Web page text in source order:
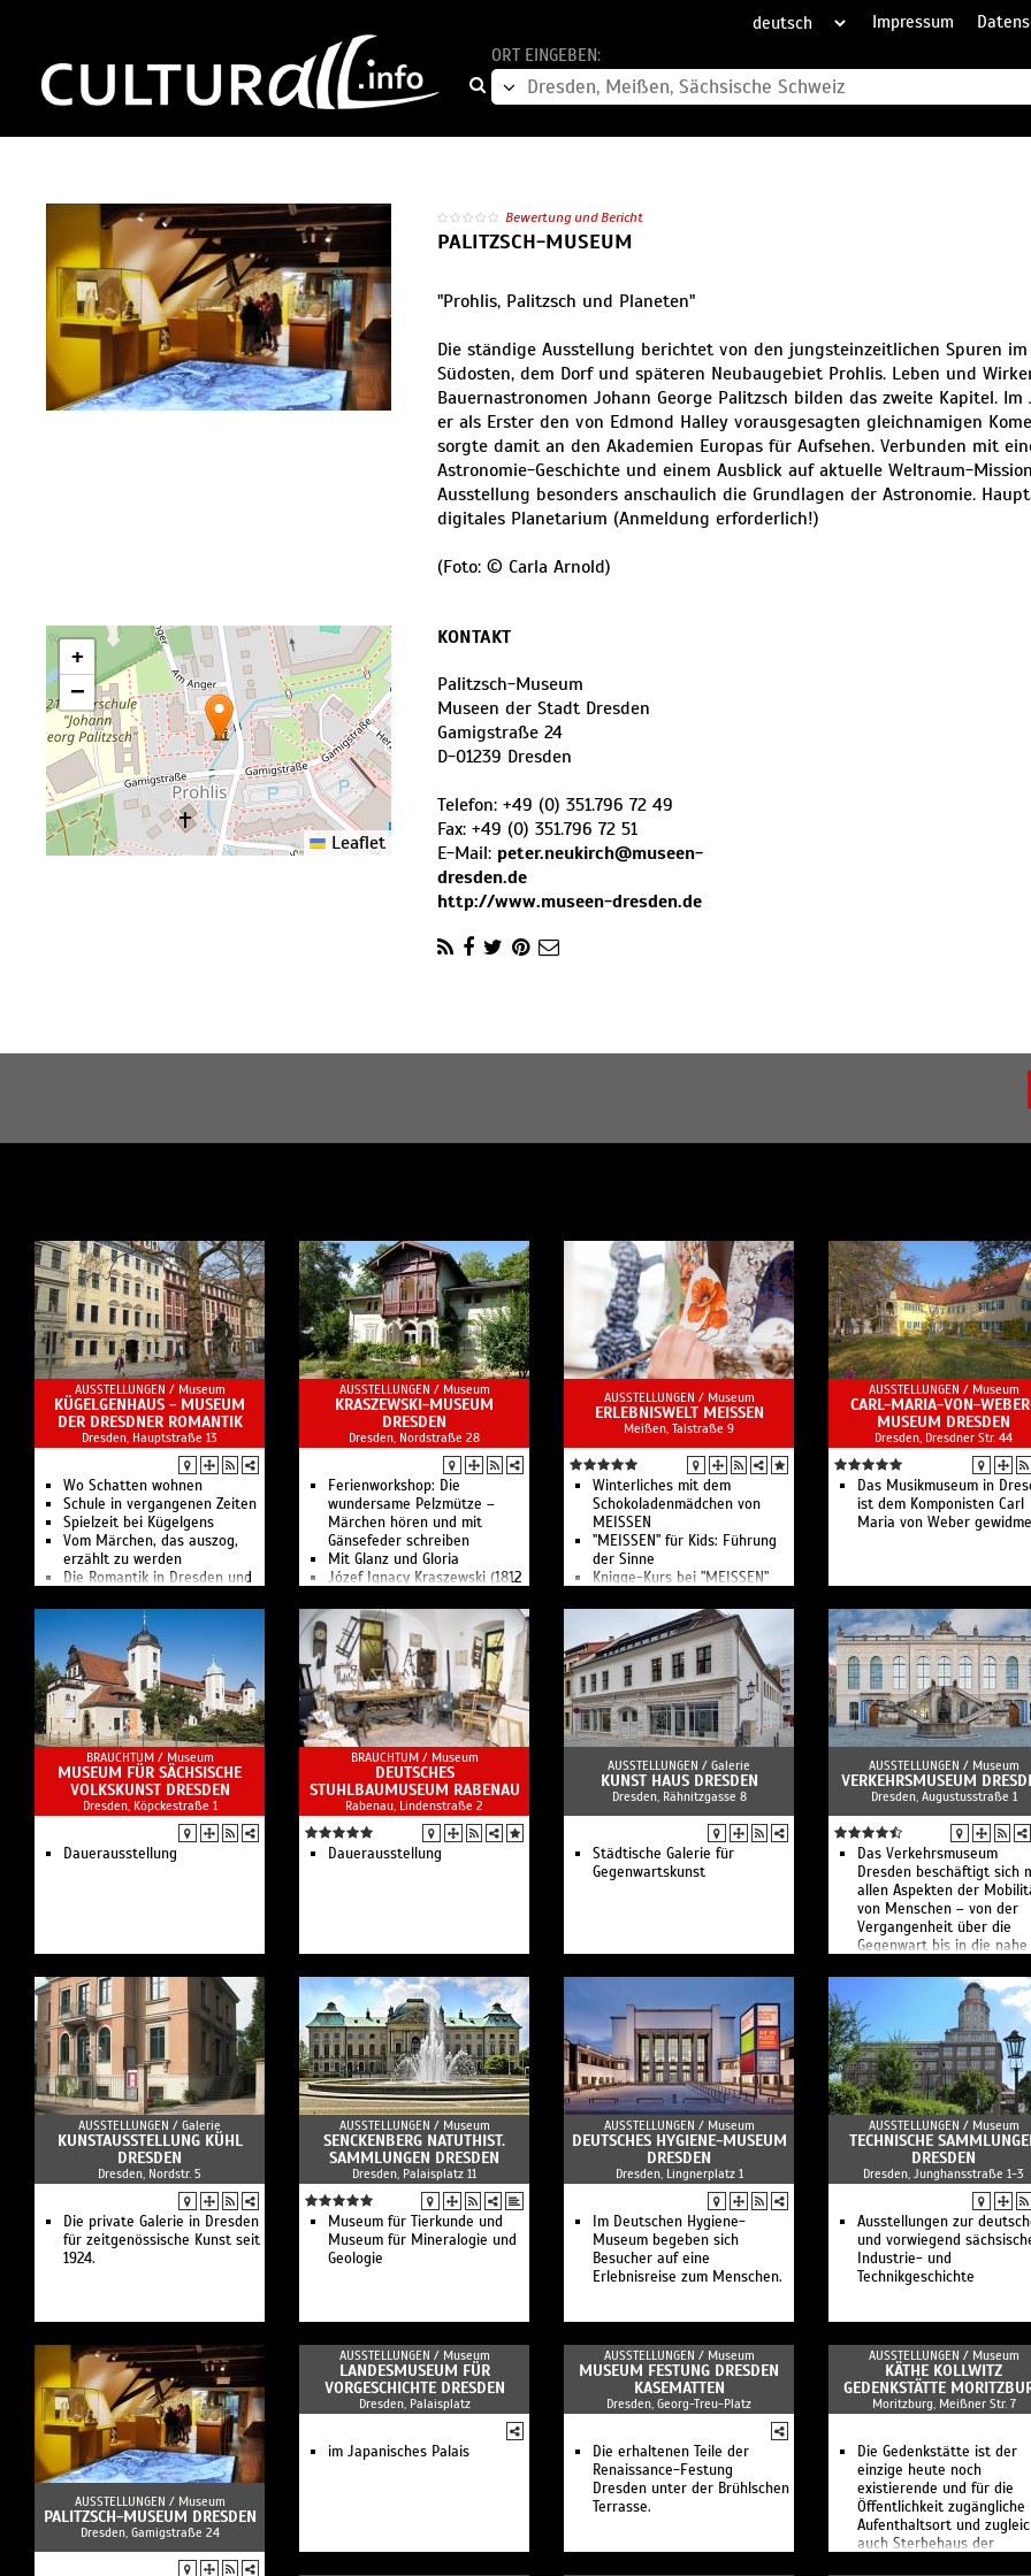
Impressum
ORT EINGEBEN:
Bewertung und Bericht
PALITZSCH-MUSEUM
"Prohlis, Palitzsch und Planeten"
Die ständige Ausstellung berichtet von den jungsteinzeitlichen Spuren
Südosten, dem Dorf und späteren Neubaugebiet Prohlis. Leben und
Bauernastronomen Johann George Palitzsch bilden das zweite Kapitel. Im
er als Erster den von Edmond Halley vorausgesagten gleichnamigen
sorgte damit an den Akademien Europas für Aufsehen. Verbunden mit
Astronomie-Geschichte und einem Ausblick auf aktuelle Weltraum-
Ausstellung besonders anschaulich die Grundlagen der Astronomie.
digitales Planetarium (Anmeldung erforderlich!)
(Foto: © Carla Arnold)
+
−
Leaflet
KONTAKT
Palitzsch-Museum
Museen der Stadt Dresden
Gamigstraße 24
D-01239 Dresden
Telefon: +49 (0) 351.796 72 49
Fax: +49 (0) 351.796 72 51
E-Mail: peter.neukirch@museen-
dresden.de
http://www.museen-dresden.de
AUSSTELLUNGEN / Museum
KÜGELGENHAUS - MUSEUM
DER DRESDNER ROMANTIK
Dresden, Hauptstraße 13
Wo Schatten wohnen
Schule in vergangenen Zeiten
Spielzeit bei Kügelgens
Vom Märchen, das auszog,
erzählt zu werden
Die Romantik in Dresden und
Virtueller Rundgang
Kunst-, Literatur- und
Musikmuseum
AUSSTELLUNGEN / Museum
KRASZEWSKI-MUSEUM
DRESDEN
Dresden, Nordstraße 28
Ferienworkshop: Die
wundersame Pelzmütze –
Märchen hören und mit
Gänsefeder schreiben
Mit Glanz und Gloria
Józef Ignacy Kraszewski (1812
Bibliothek im Kraszewski-
Museum
Natur auf der Spur –
Entdeckungsspaziergang
entlang der Prießnitz
Das Kraszewski-Museum ist
ein Ort des intensiven
Dialoges zwischen Deutschen
und Polen.
AUSSTELLUNGEN / Museum
ERLEBNISWELT MEISSEN
Meißen, Talstraße 9
Winterliches mit dem
Schokoladenmädchen von
MEISSEN
"MEISSEN" für Kids: Führung
der Sinne
Knigge-Kurs bei "MEISSEN"
Tee, Kaffee, Schokolade
Kreativworkshop Engel bei
"MEISSEN"
Winter-Workshop bei
"MEISSEN"
Kreativ-Workshop Engel
Zeichenkurs im Museum
Tisch- und Tafelkultur bei
"MEISSEN"
CHRISTMAS 4 FRIENDs –
Weihnachtslieder mit
Kaminzimmer-Feeling:
Kreativworkshop bei
MEISSEN: Vasenform
MEISSEN
Kuratorenführung im Museum
Kuratorenführung im Museum
Das Geheimnis vom Weißen
Gold
Frauen bei "MEISSEN"
ManufakTOUR - auf den
Spuren des Trikots
Tierisch coole Ferien bei
MEISSEN
Meissener Perspektiven
Do it yourself!
Öffentliche Führung im
Museum
Meissen Porzellan-Museum
Besichtigung Schauwerkstatt
und Museum
des Meissener Porzellans –
entdecken Sie MEISSEN mit
allen Sinnen.
AUSSTELLUNGEN / Museum
CARL-MARIA-VON-
MUSEUM DRESDEN
Dresden, Dresdner Str. 44
Das Musikmuseum in
ist dem Komponisten Carl
Maria von Weber
BRAUCHTUM / Museum
MUSEUM FÜR SÄCHSISCHE
VOLKSKUNST DRESDEN
Dresden, Köpckestraße 1
Dauerausstellung
BRAUCHTUM / Museum
DEUTSCHES
STUHLBAUMUSEUM RABENAU
Rabenau, Lindenstraße 2
Dauerausstellung
AUSSTELLUNGEN / Galerie
KUNST HAUS DRESDEN
Dresden, Rähnitzgasse 8
Städtische Galerie für
Gegenwartskunst
AUSSTELLUNGEN / Museum
VERKEHRSMUSEUM
Dresden, Augustusstraße 1
Das Verkehrs­museum
Dresden beschäftigt sich
allen Aspekten der
von Menschen – von der
Vergan­genheit über die
Gegenwart bis in die nahe
AUSSTELLUNGEN / Galerie
KUNSTAUSSTELLUNG KÜHL
DRESDEN
Dresden, Nordstr. 5
Die private Galerie in Dresden
für zeitgenössische Kunst seit
1924.
AUSSTELLUNGEN / Museum
SENCKENBERG NATUTHIST.
SAMMLUNGEN DRESDEN
Dresden, Palaisplatz 11
Museum für Tierkunde und
Museum für Mineralogie und
Geologie
AUSSTELLUNGEN / Museum
DEUTSCHES HYGIENE-MUSEUM
DRESDEN
Dresden, Lingnerplatz 1
Im Deutschen Hygiene-
Museum begeben sich
Besucher auf eine
Erlebnisreise zum Menschen.
AUSSTELLUNGEN / Museum
TECHNISCHE
DRESDEN
Dresden, Junghansstraße 1-3
Ausstellungen zur
und vorwiegend
Industrie- und
Technikgeschichte
AUSSTELLUNGEN / Museum
PALITZSCH-MUSEUM DRESDEN
Dresden, Gamigstraße 24
AUSSTELLUNGEN / Museum
LANDESMUSEUM FÜR
VORGESCHICHTE DRESDEN
Dresden, Palaisplatz
im Japanisches Palais
AUSSTELLUNGEN / Museum
MUSEUM FESTUNG DRESDEN
KASEMATTEN
Dresden, Georg-Treu-Platz
Die erhaltenen Teile der
Renaissance-Festung
Dresden unter der Brühlschen
Terrasse.
AUSSTELLUNGEN / Museum
KÄTHE KOLLWITZ
GEDENKSTÄTTE
Moritzburg, Meißner Str. 7
Die Gedenkstätte ist der
einzige heute noch
existierende und für die
Öffentlichkeit zugängliche
Aufenthaltsort und
auch Sterbehaus der